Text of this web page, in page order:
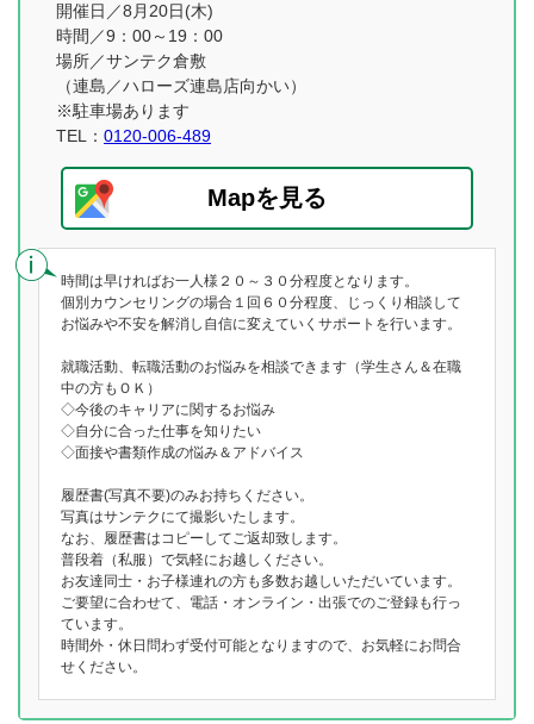
開催日／8月20日(木)
時間／9：00～19：00
場所／サンテク倉敷
（連島／ハローズ連島店向かい）
※駐車場あります
TEL： 0120-006-489
Mapを見る
時間は早ければお一人様２０～３０分程度となります。
個別カウンセリングの場合１回６０分程度、じっくり相談して
お悩みや不安を解消し自信に変えていくサポートを行います。
就職活動、転職活動のお悩みを相談できます（学生さん＆在職
中の方もＯＫ）
◇今後のキャリアに関するお悩み
◇自分に合った仕事を知りたい
◇面接や書類作成の悩み＆アドバイス
履歴書(写真不要)のみお持ちください。
写真はサンテクにて撮影いたします。
なお、履歴書はコピーしてご返却致します。
普段着（私服）で気軽にお越しください。
お友達同士・お子様連れの方も多数お越しいただいています。
ご要望に合わせて、電話・オンライン・出張でのご登録も行っ
ています。
時間外・休日問わず受付可能となりますので、お気軽にお問合
せください。